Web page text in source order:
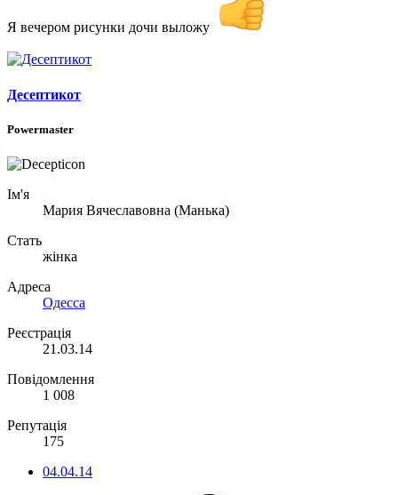
Я вечером рисунки дочи выложу
Десептикот
Powermaster
Ім'я
Мария Вячеславовна (Манька)
Стать
жінка
Адреса
Одесса
Реєстрація
21.03.14
Повідомлення
1 008
Репутація
175
04.04.14